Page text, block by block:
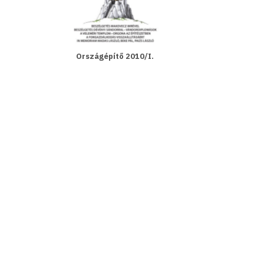
Országépítő 2010/I.